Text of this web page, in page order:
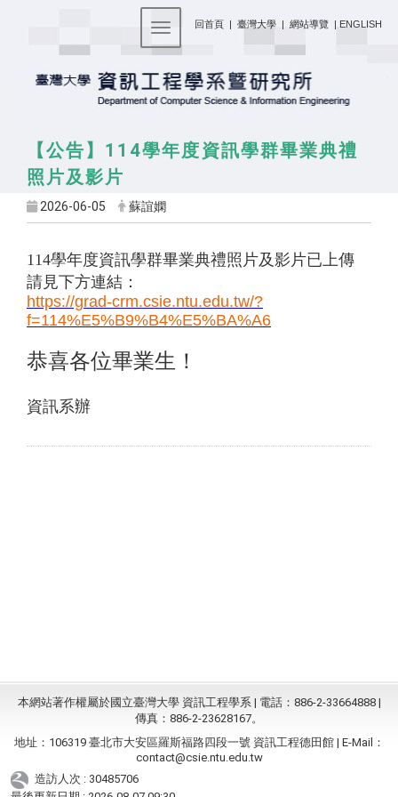
回首頁 | 臺灣大學 | 網站導覽 | ENGLISH
Toggle navigation
【公告】 114學年度資訊學群畢業典禮
照片及影片
2026-06-05 蘇誼嫻
114學年度資訊學群畢業典禮照片及影片已上傳
請見下方連結：
https://grad-crm.csie.ntu.edu.tw/?
f=114%E5%B9%B4%E5%BA%A6
恭喜各位畢業生！
資訊系辦
本網站著作權屬於國立臺灣大學 資訊工程學系 | 電話：886-2-33664888 |
傳真：886-2-23628167。
地址：106319 臺北市大安區羅斯福路四段一號 資訊工程德田館 | E-Mail：
contact@csie.ntu.edu.tw
造訪人次 : 30485706